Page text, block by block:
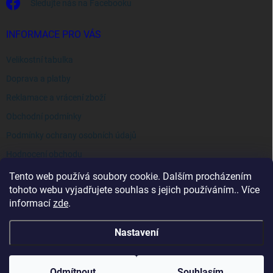
Tento web používá soubory cookie. Dalším procházením
tohoto webu vyjadřujete souhlas s jejich používáním.. Více
informací zde.
Nastavení
Sledujte nás na Facebooku
INFORMACE PRO VÁS
Velikostní tabulka
Doprava a platby
Reklamace a vrácení zboží
Obchodní podmínky
Podmínky ochrany osobních údajů
Copyright 2026 . Všechna práva vyhrazena.